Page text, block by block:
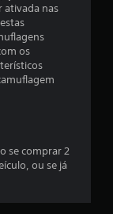
d
á
ativada nas
os
se comprar 2
ou se já